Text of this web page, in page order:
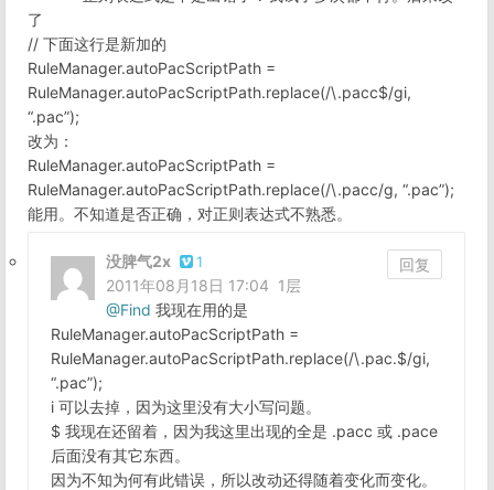
了
// 下面这行是新加的
RuleManager.autoPacScriptPath =
RuleManager.autoPacScriptPath.replace(/\.pacc$/gi,
“.pac”);
改为：
RuleManager.autoPacScriptPath =
RuleManager.autoPacScriptPath.replace(/\.pacc/g, “.pac”);
能用。不知道是否正确，对正则表达式不熟悉。
没脾气2x 1
回复
2011年08月18日 17:04 1层
@Find 我现在用的是
RuleManager.autoPacScriptPath =
RuleManager.autoPacScriptPath.replace(/\.pac.$/gi,
“.pac”);
i 可以去掉，因为这里没有大小写问题。
$ 我现在还留着，因为我这里出现的全是 .pacc 或 .pace
后面没有其它东西。
因为不知为何有此错误，所以改动还得随着变化而变化。